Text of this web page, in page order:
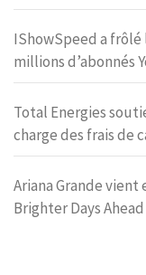
IShowSpeed a
millions d’abonnés
Total Energies
charge des frais de
Ariana Grande vient
Brighter Days Ahead